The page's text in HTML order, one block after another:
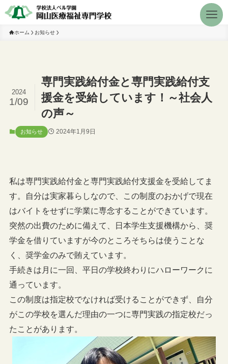
ホーム お知らせ
専門実践給付金と専門実践給付支
援金を受給しています！～社会人
の声～
2024
1/09
お知らせ 2024年1月9日
私は専門実践給付金と専門実践給付支援金を受給してま
す。自分は実家暮らしなので、この制度のおかげで現在
はバイトをせずに学業に専念することができています。
突然の出費のために備えて、日本学生支援機構から、奨
学金を借りていますが今のところそちらは使うことな
く、奨学金のみで賄えています。
手続きは月に一回、平日の学校終わりにハローワークに
通っています。
この制度は指定校でなければ受けることができず、自分
がこの学校を選んだ理由の一つに専門実践の指定校だっ
たことがあります。